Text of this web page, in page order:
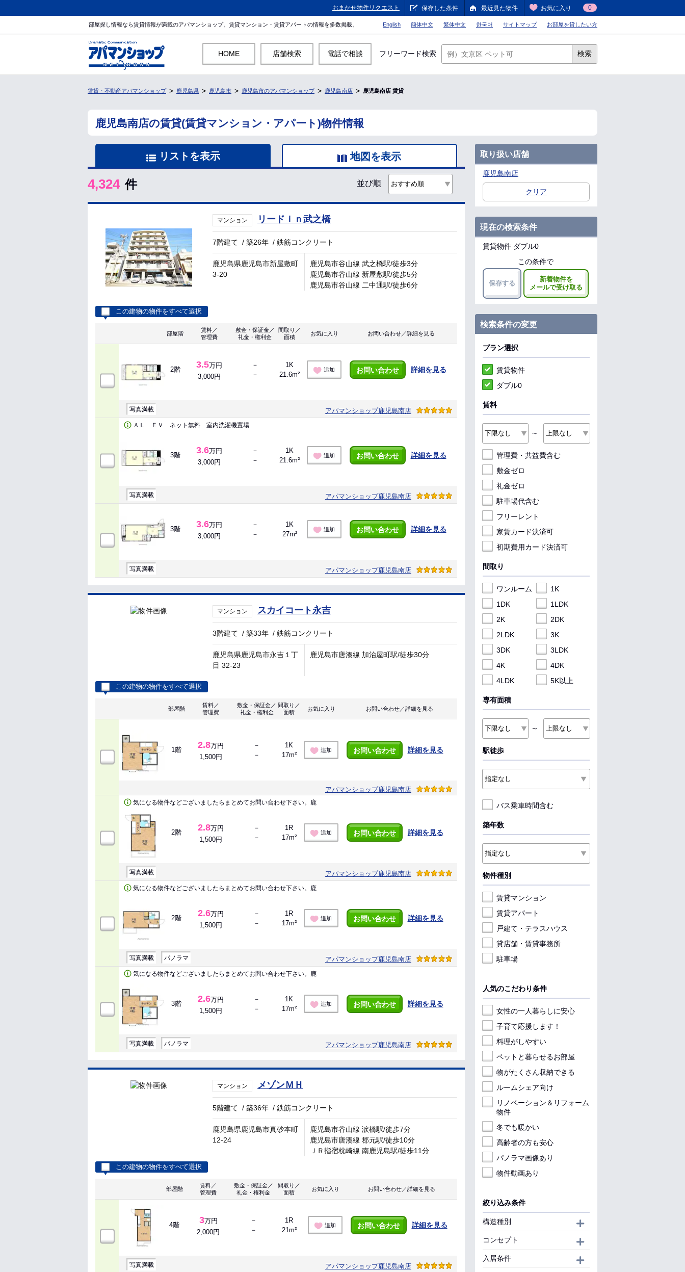
おまかせ物件リクエスト 保存した条件 最近見た物件 お気に入り 0
部屋探し情報なら賃貸情報が満載のアパマンショップ。賃貸マンション・賃貸アパートの情報を多数掲載。 English 簡体中文 繁体中文 한국어 サイトマップ お部屋を貸したい方
HOME 店舗検索 電話で相談 フリーワード検索 検索
賃貸・不動産アパマンショップ 鹿児島県 鹿児島市 鹿児島市のアパマンショップ 鹿児島南店 鹿児島南店 賃貸
鹿児島南店の賃貸(賃貸マンション・アパート)物件情報
リストを表示 地図を表示
4,324 件 並び順
マンション リードｉｎ武之橋
7階建て /築26年 /鉄筋コンクリート
鹿児島県鹿児島市新屋敷町
3-20
鹿児島市谷山線 武之橋駅/徒歩3分
鹿児島市谷山線 新屋敷駅/徒歩5分
鹿児島市谷山線 二中通駅/徒歩6分
この建物の物件をすべて選択
部屋階
賃料／
管理費
敷金・保証金／
礼金・権利金
間取り／
面積
お気に入り お問い合わせ／詳細を見る
2階 3.5万円
3,000円
－
－
1K
21.6m²
追加 お問い合わせ 詳細を見る
写真満載 アパマンショップ鹿児島南店
ＡＬ ＥＶ ネット無料 室内洗濯機置場
3階 3.6万円
3,000円
－
－
1K
21.6m²
追加 お問い合わせ 詳細を見る
写真満載 アパマンショップ鹿児島南店
3階 3.6万円
3,000円
－
－
1K
27m²
追加 お問い合わせ 詳細を見る
写真満載 アパマンショップ鹿児島南店
マンション スカイコート永吉
3階建て /築33年 /鉄筋コンクリート
鹿児島県鹿児島市永吉１丁
目 32-23
鹿児島市唐湊線 加治屋町駅/徒歩30分
この建物の物件をすべて選択
部屋階
賃料／
管理費
敷金・保証金／
礼金・権利金
間取り／
面積
お気に入り お問い合わせ／詳細を見る
1階 2.8万円
1,500円
－
－
1K
17m²
追加 お問い合わせ 詳細を見る
アパマンショップ鹿児島南店
気になる物件などございましたらまとめてお問い合わせ下さい。鹿
2階 2.8万円
1,500円
－
－
1R
17m²
追加 お問い合わせ 詳細を見る
写真満載 アパマンショップ鹿児島南店
気になる物件などございましたらまとめてお問い合わせ下さい。鹿
2階 2.6万円
1,500円
－
－
1R
17m²
追加 お問い合わせ 詳細を見る
写真満載 パノラマ アパマンショップ鹿児島南店
気になる物件などございましたらまとめてお問い合わせ下さい。鹿
3階 2.6万円
1,500円
－
－
1K
17m²
追加 お問い合わせ 詳細を見る
写真満載 パノラマ アパマンショップ鹿児島南店
マンション メゾンＭＨ
5階建て /築36年 /鉄筋コンクリート
鹿児島県鹿児島市真砂本町
12-24
鹿児島市谷山線 涙橋駅/徒歩7分
鹿児島市唐湊線 郡元駅/徒歩10分
ＪＲ指宿枕崎線 南鹿児島駅/徒歩11分
この建物の物件をすべて選択
部屋階
賃料／
管理費
敷金・保証金／
礼金・権利金
間取り／
面積
お気に入り お問い合わせ／詳細を見る
4階 3万円
2,000円
－
－
1R
21m²
追加 お問い合わせ 詳細を見る
写真満載 アパマンショップ鹿児島南店
取り扱い店舗
鹿児島南店
クリア
現在の検索条件
賃貸物件 ダブル0
この条件で
保存する
新着物件を
メールで受け取る
検索条件の変更
プラン選択
賃貸物件
ダブル0
賃料
～
管理費・共益費含む
敷金ゼロ
礼金ゼロ
駐車場代含む
フリーレント
家賃カード決済可
初期費用カード決済可
間取り
ワンルーム
1K
1DK
1LDK
2K
2DK
2LDK
3K
3DK
3LDK
4K
4DK
4LDK
5K以上
専有面積
～
駅徒歩
バス乗車時間含む
築年数
物件種別
賃貸マンション
賃貸アパート
戸建て・テラスハウス
貸店舗・賃貸事務所
駐車場
人気のこだわり条件
女性の一人暮らしに安心
子育て応援します！
料理がしやすい
ペットと暮らせるお部屋
物がたくさん収納できる
ルームシェア向け
リノベーション＆リフォーム
物件
冬でも暖かい
高齢者の方も安心
パノラマ画像あり
物件動画あり
絞り込み条件
構造種別
コンセプト
入居条件